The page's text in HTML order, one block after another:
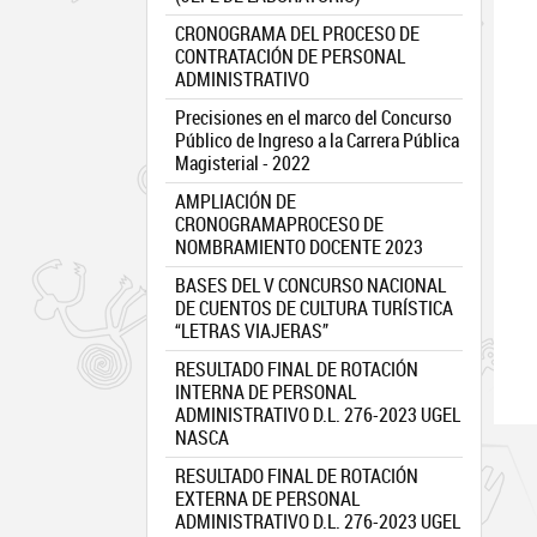
CRONOGRAMA DEL PROCESO DE
CONTRATACIÓN DE PERSONAL
ADMINISTRATIVO
Precisiones en el marco del Concurso
Público de Ingreso a la Carrera Pública
Magisterial - 2022
AMPLIACIÓN DE
CRONOGRAMAPROCESO DE
NOMBRAMIENTO DOCENTE 2023
BASES DEL V CONCURSO NACIONAL
DE CUENTOS DE CULTURA TURÍSTICA
“LETRAS VIAJERAS”
RESULTADO FINAL DE ROTACIÓN
INTERNA DE PERSONAL
ADMINISTRATIVO D.L. 276-2023 UGEL
NASCA
RESULTADO FINAL DE ROTACIÓN
EXTERNA DE PERSONAL
ADMINISTRATIVO D.L. 276-2023 UGEL